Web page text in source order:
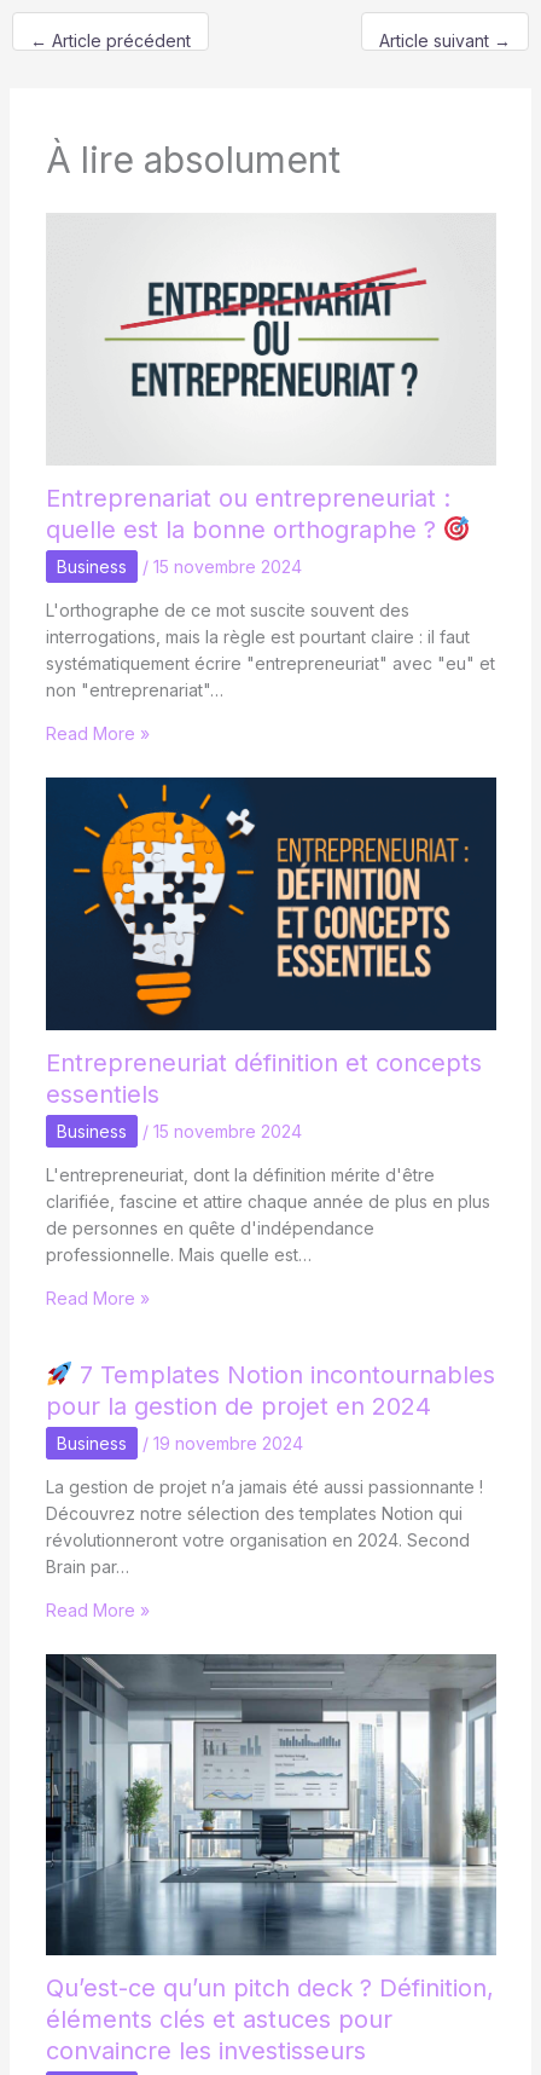
← Article précédent Article suivant →
À lire absolument
Entreprenariat ou entrepreneuriat :
quelle est la bonne orthographe ?
Business / 15 novembre 2024
L'orthographe de ce mot suscite souvent des
interrogations, mais la règle est pourtant claire : il faut
systématiquement écrire "entrepreneuriat" avec "eu" et
non "entreprenariat"…
Read More »
Entrepreneuriat définition et concepts
essentiels
Business / 15 novembre 2024
L'entrepreneuriat, dont la définition mérite d'être
clarifiée, fascine et attire chaque année de plus en plus
de personnes en quête d'indépendance
professionnelle. Mais quelle est…
Read More »
7 Templates Notion incontournables
pour la gestion de projet en 2024
Business / 19 novembre 2024
La gestion de projet n’a jamais été aussi passionnante !
Découvrez notre sélection des templates Notion qui
révolutionneront votre organisation en 2024. Second
Brain par…
Read More »
Qu’est-ce qu’un pitch deck ? Définition,
éléments clés et astuces pour
convaincre les investisseurs